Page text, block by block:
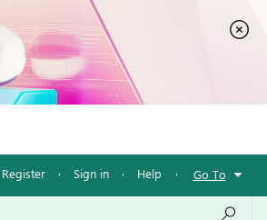
Register · Sign in · Help · Go To